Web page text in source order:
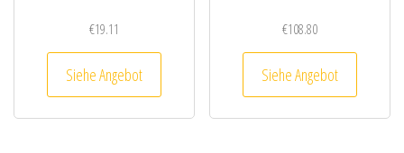
€19.11
Siehe Angebot
€108.80
Siehe Angebot